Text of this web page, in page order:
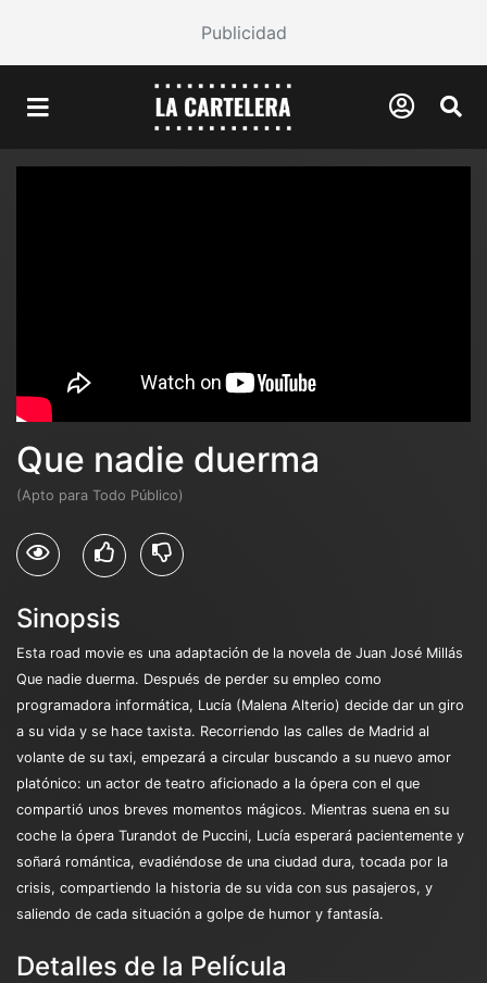
Publicidad
Que nadie duerma
(Apto para Todo Público)
Sinopsis
Esta road movie es una adaptación de la novela de Juan José Millás
Que nadie duerma. Después de perder su empleo como
programadora informática, Lucía (Malena Alterio) decide dar un giro
a su vida y se hace taxista. Recorriendo las calles de Madrid al
volante de su taxi, empezará a circular buscando a su nuevo amor
platónico: un actor de teatro aficionado a la ópera con el que
compartió unos breves momentos mágicos. Mientras suena en su
coche la ópera Turandot de Puccini, Lucía esperará pacientemente y
soñará romántica, evadiéndose de una ciudad dura, tocada por la
crisis, compartiendo la historia de su vida con sus pasajeros, y
saliendo de cada situación a golpe de humor y fantasía.
Detalles de la Película